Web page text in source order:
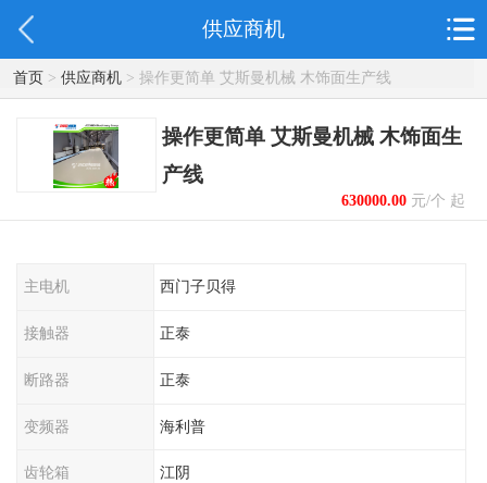
供应商机
首页> 供应商机> 操作更简单 艾斯曼机械 木饰面生产线
操作更简单 艾斯曼机械 木饰面生
产线
630000.00元/个 起
主电机 西门子贝得
接触器 正泰
断路器 正泰
变频器 海利普
齿轮箱 江阴